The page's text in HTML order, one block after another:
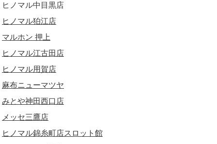
ヒノマル中目黒店
ヒノマル狛江店
マルホン 押上
ヒノマル江古田店
ヒノマル用賀店
麻布ニューマツヤ
みとや神田西口店
メッセ三鷹店
ヒノマル錦糸町店スロット館